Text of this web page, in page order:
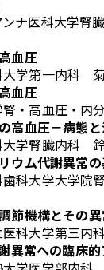
ナ医科大学腎
血圧
学第一内科 菊
血圧
・高血圧・内
高血圧－病態
学腎臓内科
ウム代謝異常
科大学大学院
節機構とその
科大学第三内
異常への臨床